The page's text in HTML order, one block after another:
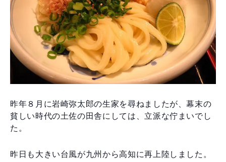
昨年８月に岩崎弥太郎の生家を尋ねましたが、幕末の
貧しい時代の土佐の田舎にしては、立派な佇まいでし
た。
昨日も大きい台風が九州から高知に再上陸しました。